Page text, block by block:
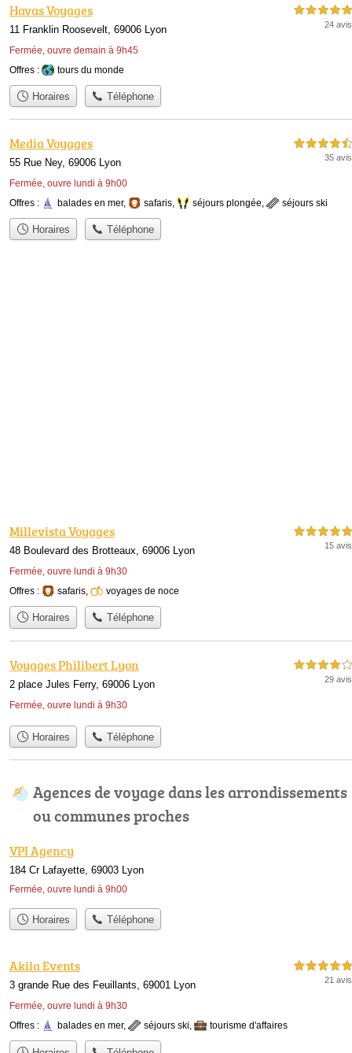
Havas Voyages
11 Franklin Roosevelt, 69006 Lyon
Fermée, ouvre demain à 9h45
5,0 étoiles sur 5
24 avis
Offres : tours du monde
Horaires Téléphone
Media Voyages
55 Rue Ney, 69006 Lyon
Fermée, ouvre lundi à 9h00
4,5 étoiles sur 5
35 avis
Offres : balades en mer, safaris, séjours plongée, séjours ski
Horaires Téléphone
Millevista Voyages
48 Boulevard des Brotteaux, 69006 Lyon
Fermée, ouvre lundi à 9h30
5,0 étoiles sur 5
15 avis
Offres : safaris, voyages de noce
Horaires Téléphone
Voyages Philibert Lyon
2 place Jules Ferry, 69006 Lyon
Fermée, ouvre lundi à 9h30
4,0 étoiles sur 5
29 avis
Horaires Téléphone
Agences de voyage dans les arrondissements
ou communes proches
VPI Agency
184 Cr Lafayette, 69003 Lyon
Fermée, ouvre lundi à 9h00
Horaires Téléphone
Akila Events
3 grande Rue des Feuillants, 69001 Lyon
Fermée, ouvre lundi à 9h30
5,0 étoiles sur 5
21 avis
Offres : balades en mer, séjours ski, tourisme d'affaires